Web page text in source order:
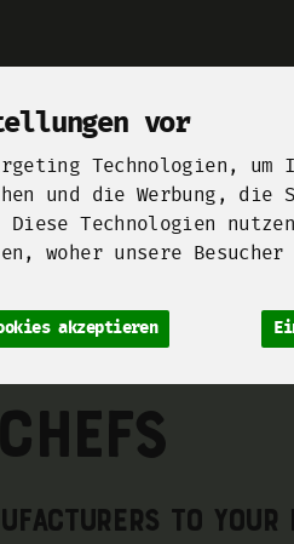
vor
Technologien, um
und die Werbung, die
Technologien
woher unsere Besucher
akzeptieren
Fleisch, Wurst & Fisch Brot
Startups for
to your